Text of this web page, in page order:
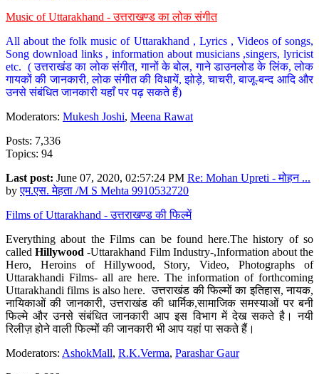
Music of Uttarakhand - उत्तराखण्ड का लोक संगीत
All about the folk music of Uttarakhand , Lyrics , Videos of songs,
Song download links , information about musicians ,singers, lyricist
etc. ( उत्तराखंड का लोक संगीत, गानों के बोल, गाने डाउनलोड के लिंक, लोक
गायकों की जानकारी, लोक संगीत की विधायें, झोड़े, चाचरी, बाजू-बन्द आदि और
उनसे संबंधित जानकारी यहाँ पर पढ़ सकते हैं)
Moderators: Mukesh Joshi, Meena Rawat
Posts: 7,336
Topics: 94
Last post: June 07, 2020, 02:57:24 PM Re: Mohan Upreti - मोहन ...
byएम.एस. मेहता /M S Mehta 9910532720
Films of Uttarakhand - उत्तराखण्ड की फिल्में
Everything about the Films can be found here.The history of so
calledHillywood-Uttarakhand Film Industry-,Information about the
Hero, Heroins of Hillywood, Story, Video, Photographs of
Uttarakhandi Films- all are here. The information of forthcoming
Uttarakhandi films is also here. उत्तराखंड की फिल्मों का इतिहास, नायक,
नायिकाओं की जानकारी, उत्तराखंड की धार्मिक,सामाजिक समस्याओं पर बनी
फिल्मे और उनसे संबंधित जानकारी आप इस विभाग में देख सकते है। नयी
रिलीज़ होने वाली फिल्मों की जानकारी भी आप यहां पा सकते हैं।
Moderators: AshokMall, R.K.Verma, Parashar Gaur